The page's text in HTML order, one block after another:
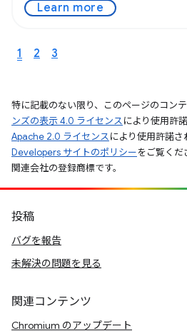
Learn more
1 2 3
特に記載のない限り、このページのコン
ンズの表示 4.0 ライセンスにより使用許
Apache 2.0 ライセンスにより使用許諾さ
Developers サイトのポリシーをご覧く
関連会社の登録商標です。
投稿
バグを報告
未解決の問題を見る
関連コンテンツ
Chromium のアップデート